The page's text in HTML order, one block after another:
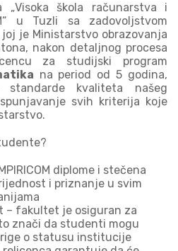
„Visoka škola računarstva i
u Tuzli sa zadovoljstvom
je Ministarstvo obrazovanja
nakon detaljnog procesa
za studijski program
na period od 5 godina,
kvaliteta našeg
svih kriterija koje
diplome i stečena
i priznanje u svim
– fakultet je osiguran za
znači da studenti mogu
o statusu institucije